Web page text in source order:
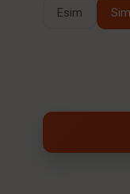
Esim